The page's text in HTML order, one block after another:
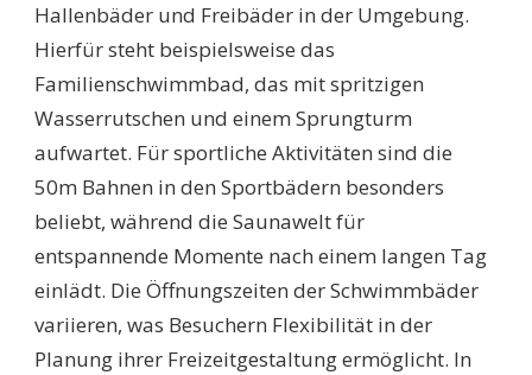
Hallenbäder und Freibäder in der Umgebung.
Hierfür steht beispielsweise das
Familienschwimmbad, das mit spritzigen
Wasserrutschen und einem Sprungturm
aufwartet. Für sportliche Aktivitäten sind die
50m Bahnen in den Sportbädern besonders
beliebt, während die Saunawelt für
entspannende Momente nach einem langen Tag
einlädt. Die Öffnungszeiten der Schwimmbäder
variieren, was Besuchern Flexibilität in der
Planung ihrer Freizeitgestaltung ermöglicht. In